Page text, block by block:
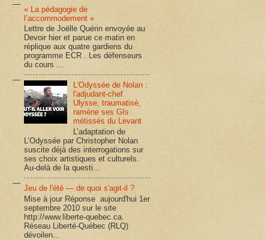
« La pédagogie de
l’accommodement »
Lettre de Joëlle Quérin envoyée au
Devoir hier et parue ce matin en
réplique aux quatre gardiens du
programme ECR . Les défenseurs
du cours ...
L'Odyssée de Nolan :
l'adjudant-chef
Ulysse, traumatisé,
ramène ses GIs
métissés du Levant
L’adaptation de
L’Odyssée par Christopher Nolan
suscite déjà des interrogations sur
ses choix artistiques et culturels.
Au-delà de la questi...
Jeu de l'été — de quoi s'agit-il ?
Mise à jour Réponse aujourd'hui 1er
septembre 2010 sur le site
http://www.liberte-quebec.ca.
Réseau Liberté-Québec (RLQ)
dévoilen...